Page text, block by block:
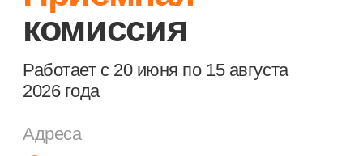
Министерство просвещения РФ